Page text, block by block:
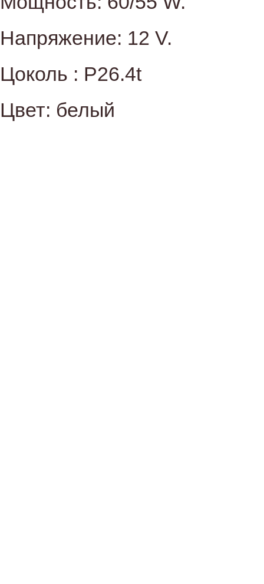
Напряжение: 12 V.
Цоколь : P26.4t
Цвет: белый